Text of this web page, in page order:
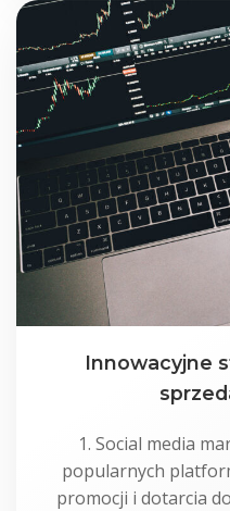
Innowacyjne
1. Social media
popularnych
promocji i dotarcia